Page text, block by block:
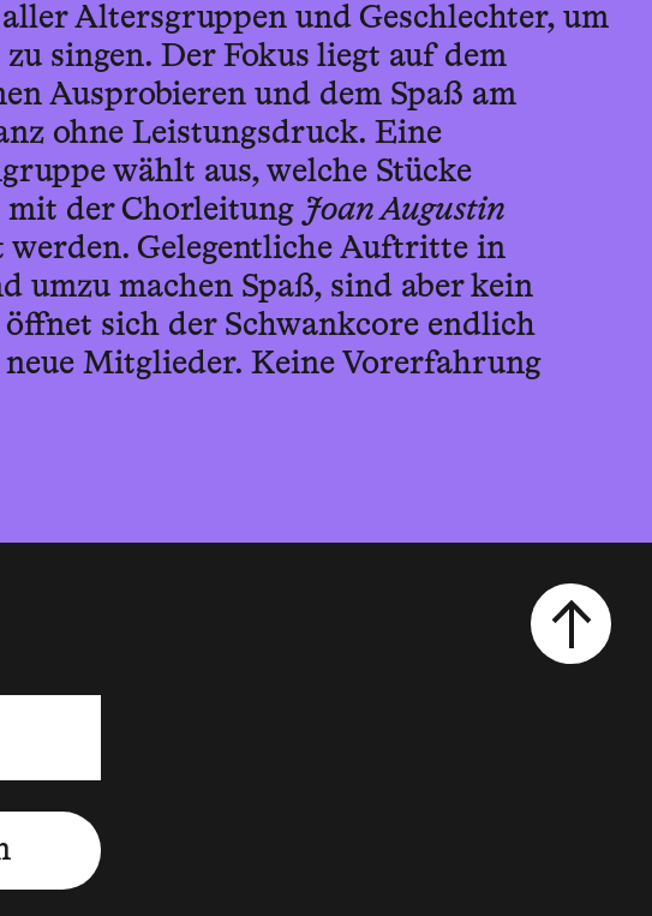
Altersgruppen und Geschlechter, um
zu singen. Der Fokus liegt auf dem
Ausprobieren und dem Spaß am
ohne Leistungsdruck. Eine
wählt aus, welche Stücke
mit der Chorleitung Joan Augustin
werden. Gelegentliche Auftritte in
umzu machen Spaß, sind aber kein
öffnet sich der Schwankcore endlich
Mitglieder. Keine Vorerfahrung